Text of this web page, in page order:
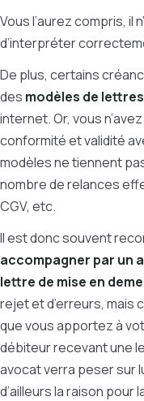
Vous l’aurez compris, il
d’interpréter
De plus, certains
des modèles de
internet. Or, vous
conformité et validité
modèles ne tiennent
nombre de relances
CGV, etc.
Il est donc souvent
accompagner par un
lettre de mise en
rejet et d’erreurs, mais
que vous apportez à
débiteur recevant une
avocat verra peser sur
d’ailleurs la raison pour